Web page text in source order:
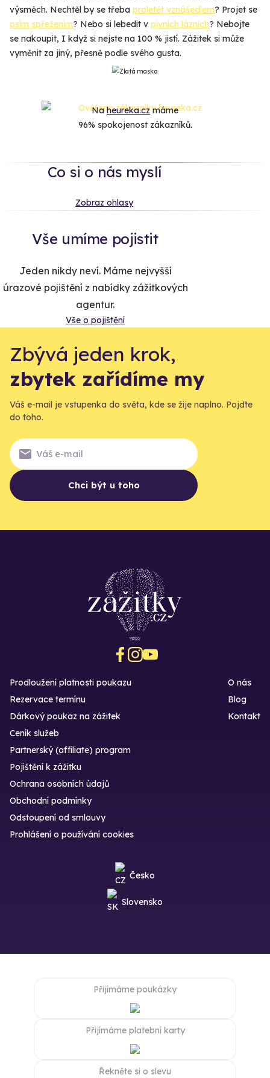
výsměch. Nechtěl by se třeba proletět vznášedlem? Projet se
psím spřežením? Nebo si lebedit v pivních lázních? Nebojte
se nakoupit, I když si nejste na 100 % jistí. Zážitek si může
vyměnit za jiný, přesně podle svého gusta.
Naheureka.czmáme
96% spokojenost zákazníků.
Co si o nás myslí
Zobraz ohlasy
Vše umíme pojistit
Jeden nikdy neví. Máme nejvyšší
úrazové pojištění z nabídky zážitkových
agentur.
Vše o pojištění
Zbývá jeden krok,
zbytek zařídíme my
Váš e-mail je vstupenka do světa, kde se žije naplno. Pojďte
do toho.
Chci být u toho
Prodloužení platnosti poukazu
Rezervace termínu
Dárkový poukaz na zážitek
O nás
Blog
Kontakt
Ceník služeb
Partnerský (affiliate) program
Pojištění k zážitku
Ochrana osobních údajů
Obchodní podmínky
Odstoupení od smlouvy
Prohlášení o používání cookies
Česko
Slovensko
Přijímáme poukázky
Přijímáme platební karty
Řekněte si o slevu